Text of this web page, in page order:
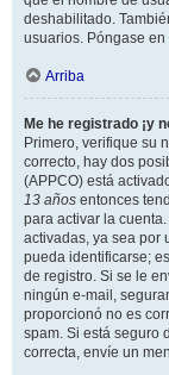
deshabilitado.
usuarios. Póngase
Arriba
Me he registrado ¡y
Primero, verifique su
correcto, hay dos
(APPCO) está
13 años entonces
para activar la
activadas, ya sea por
pueda identificarse;
de registro. Si se le
ningún e-mail,
proporcionó no es
spam. Si está seguro
correcta, envíe un